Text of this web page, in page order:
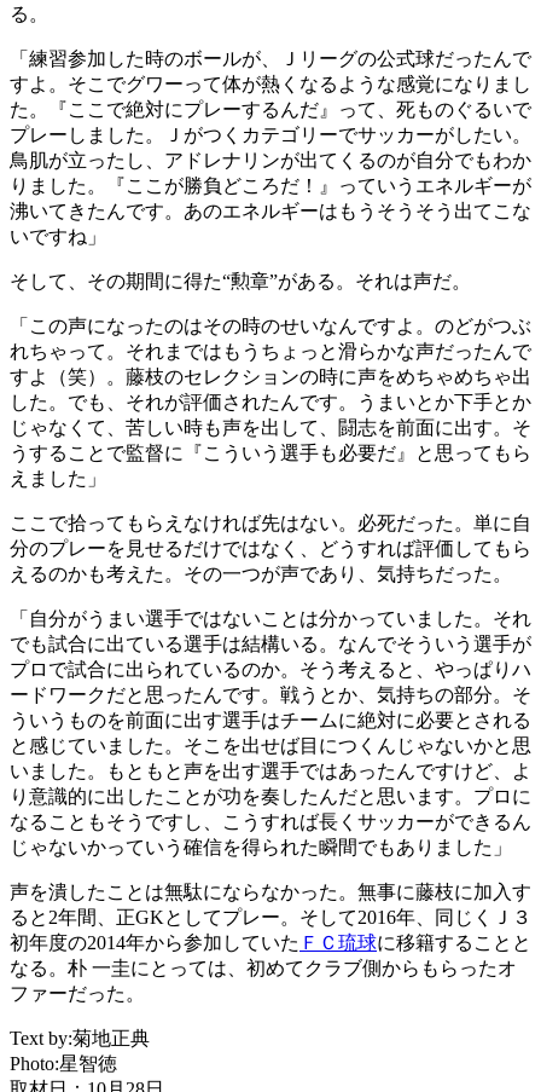
る。
「練習参加した時のボールが、Ｊリーグの公式球だったんで
すよ。そこでグワーって体が熱くなるような感覚になりまし
た。『ここで絶対にプレーするんだ』って、死ものぐるいで
プレーしました。Ｊがつくカテゴリーでサッカーがしたい。
鳥肌が立ったし、アドレナリンが出てくるのが自分でもわか
りました。『ここが勝負どころだ！』っていうエネルギーが
沸いてきたんです。あのエネルギーはもうそうそう出てこな
いですね」
そして、その期間に得た“勲章”がある。それは声だ。
「この声になったのはその時のせいなんですよ。のどがつぶ
れちゃって。それまではもうちょっと滑らかな声だったんで
すよ（笑）。藤枝のセレクションの時に声をめちゃめちゃ出
した。でも、それが評価されたんです。うまいとか下手とか
じゃなくて、苦しい時も声を出して、闘志を前面に出す。そ
うすることで監督に『こういう選手も必要だ』と思ってもら
えました」
ここで拾ってもらえなければ先はない。必死だった。単に自
分のプレーを見せるだけではなく、どうすれば評価してもら
えるのかも考えた。その一つが声であり、気持ちだった。
「自分がうまい選手ではないことは分かっていました。それ
でも試合に出ている選手は結構いる。なんでそういう選手が
プロで試合に出られているのか。そう考えると、やっぱりハ
ードワークだと思ったんです。戦うとか、気持ちの部分。そ
ういうものを前面に出す選手はチームに絶対に必要とされる
と感じていました。そこを出せば目につくんじゃないかと思
いました。もともと声を出す選手ではあったんですけど、よ
り意識的に出したことが功を奏したんだと思います。プロに
なることもそうですし、こうすれば長くサッカーができるん
じゃないかっていう確信を得られた瞬間でもありました」
声を潰したことは無駄にならなかった。無事に藤枝に加入す
ると2年間、正GKとしてプレー。そして2016年、同じくＪ３
初年度の2014年から参加していた ＦＣ琉球に移籍することと
なる。朴 一圭にとっては、初めてクラブ側からもらったオ
ファーだった。
Text by:菊地正典
Photo:星智徳